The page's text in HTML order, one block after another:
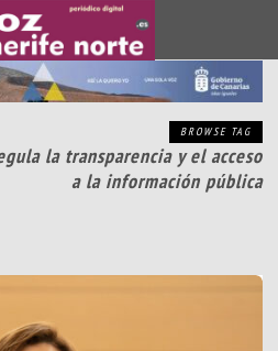
BROWSE TAG
la transparencia y el acceso
a la información pública